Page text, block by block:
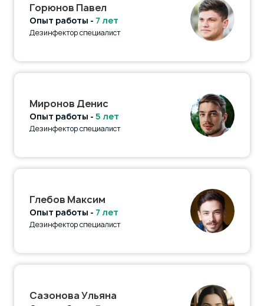
Горюнов Павел
Опыт работы - 7 лет
Дезинфектор специалист
Миронов Денис
Опыт работы - 5 лет
Дезинфектор специалист
Глебов Максим
Опыт работы - 7 лет
Дезинфектор специалист
Сазонова Ульяна